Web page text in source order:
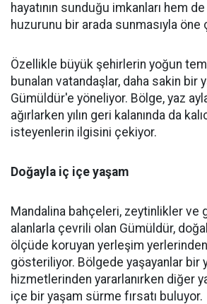
hayatının sunduğu imkanları hem de
huzurunu bir arada sunmasıyla öne
Özellikle büyük şehirlerin yoğun
bunalan vatandaşlar, daha sakin bir
Gümüldür'e yöneliyor. Bölge, yaz
ağırlarken yılın geri kalanında da
isteyenlerin ilgisini çekiyor.
Doğayla iç içe yaşam
Mandalina bahçeleri, zeytinlikler ve
alanlarla çevrili olan Gümüldür, doğal
ölçüde koruyan yerleşim
gösteriliyor. Bölgede yaşayanlar bir
hizmetlerinden yararlanırken diğer
içe bir yaşam sürme fırsatı buluyor.